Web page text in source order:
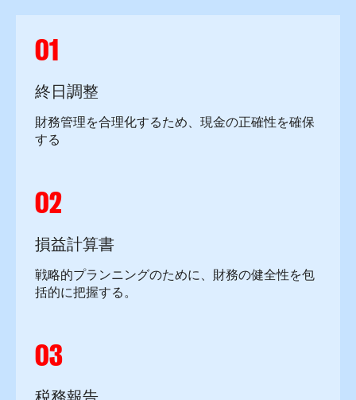
01
終日調整
財務管理を合理化するため、現金の正確性を確保
する
02
損益計算書
戦略的プランニングのために、財務の健全性を包
括的に把握する。
03